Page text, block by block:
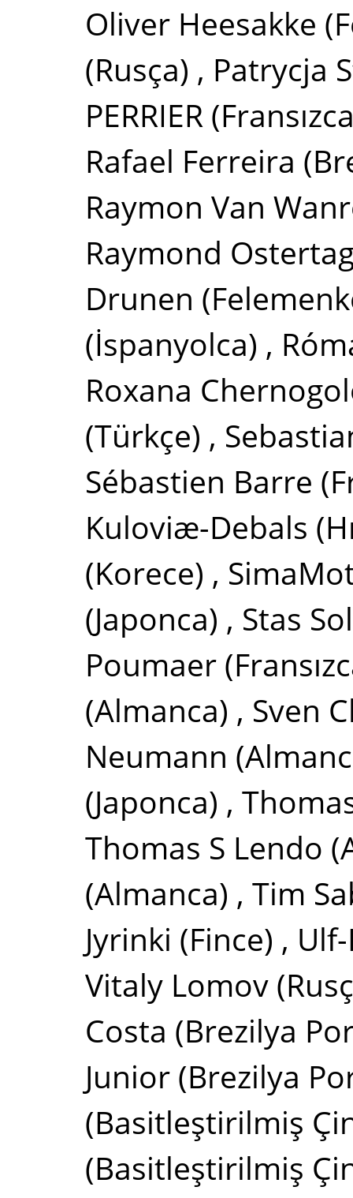
Oliver Heesakke
(Rusça) , Patrycja
PERRIER
Rafael Ferreira
Raymon Van
Raymond
Drunen
(İspanyolca) ,
Roxana
(Türkçe) ,
Sébastien Barre
Kuloviæ-Debals
(Korece) ,
(Japonca) , Stas
Poumaer
(Almanca) , Sven
Neumann
(Japonca) ,
Thomas S Lendo
(Almanca) , Tim
Jyrinki (Fince) ,
Vitaly Lomov
Costa (Brezilya
Junior (Brezilya
(Basitleştirilmiş
(Basitleştirilmiş